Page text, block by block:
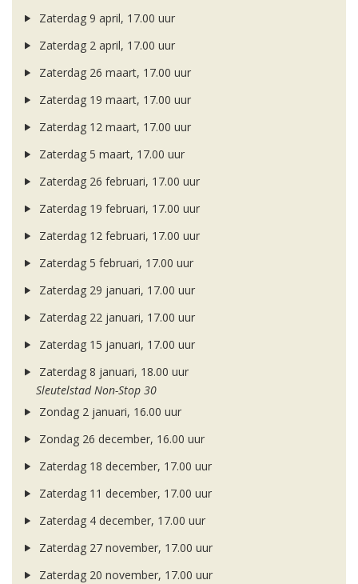
Zaterdag 9 april, 17.00 uur
Zaterdag 2 april, 17.00 uur
Zaterdag 26 maart, 17.00 uur
Zaterdag 19 maart, 17.00 uur
Zaterdag 12 maart, 17.00 uur
Zaterdag 5 maart, 17.00 uur
Zaterdag 26 februari, 17.00 uur
Zaterdag 19 februari, 17.00 uur
Zaterdag 12 februari, 17.00 uur
Zaterdag 5 februari, 17.00 uur
Zaterdag 29 januari, 17.00 uur
Zaterdag 22 januari, 17.00 uur
Zaterdag 15 januari, 17.00 uur
Zaterdag 8 januari, 18.00 uur
Sleutelstad Non-Stop 30
Zondag 2 januari, 16.00 uur
Zondag 26 december, 16.00 uur
Zaterdag 18 december, 17.00 uur
Zaterdag 11 december, 17.00 uur
Zaterdag 4 december, 17.00 uur
Zaterdag 27 november, 17.00 uur
Zaterdag 20 november, 17.00 uur